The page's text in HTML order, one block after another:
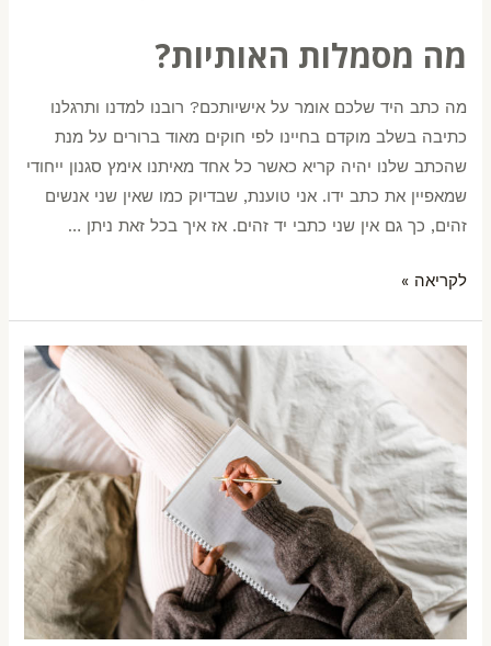
מה מסמלות האותיות?
מה כתב היד שלכם אומר על אישיותכם? רובנו למדנו ותרגלנו
כתיבה בשלב מוקדם בחיינו לפי חוקים מאוד ברורים על מנת
שהכתב שלנו יהיה קריא כאשר כל אחד מאיתנו אימץ סגנון ייחודי
שמאפיין את כתב ידו. אני טוענת, שבדיוק כמו שאין שני אנשים
זהים, כך גם אין שני כתבי יד זהים. אז איך בכל זאת ניתן …
לקריאה »